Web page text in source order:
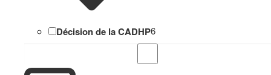
Décision de la CADHP6